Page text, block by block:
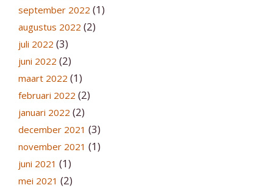
september 2022 (1)
augustus 2022 (2)
juli 2022 (3)
juni 2022 (2)
maart 2022 (1)
februari 2022 (2)
januari 2022 (2)
december 2021 (3)
november 2021 (1)
juni 2021 (1)
mei 2021 (2)